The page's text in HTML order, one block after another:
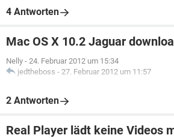
4 Antworten
Mac OS X 10.2 Jaguar
Nelly - 24. Februar 2012 um 15:34
jedtheboss - 27. Februar 2012 um 11:57
2 Antworten
Real Player lädt keine Videos